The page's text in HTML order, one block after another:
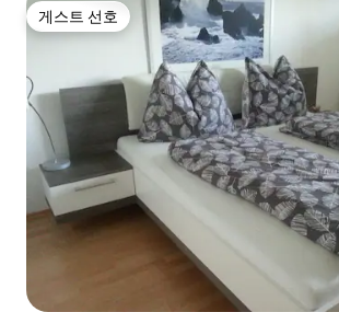
게스트 선호
게스트 선호